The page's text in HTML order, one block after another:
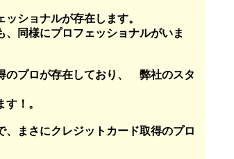
ショナルが存在します。
様にプロフェッショナルがいま
ロが存在しており、 弊社のスタ
！。
さにクレジットカード取得のプロ